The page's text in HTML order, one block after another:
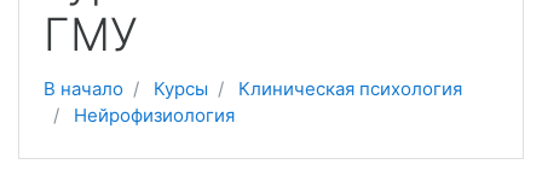
ГМУ
В начало Курсы
Клиническая психология
Нейрофизиология